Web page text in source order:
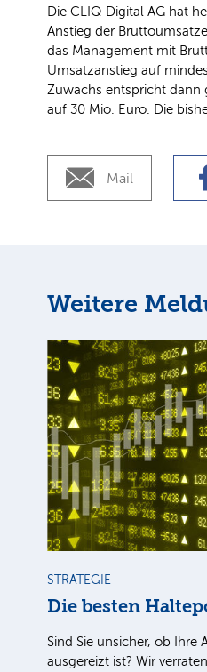
Die CLIQ Digital AG hat
Anstieg der
das Management mit
Umsatzanstieg auf
Zuwachs entspricht dann
auf 30 Mio. Euro. Die
Mail
Weitere
STRATEGIE
Die besten
Sind Sie unsicher, ob Ihre
ausgereizt ist? Wir